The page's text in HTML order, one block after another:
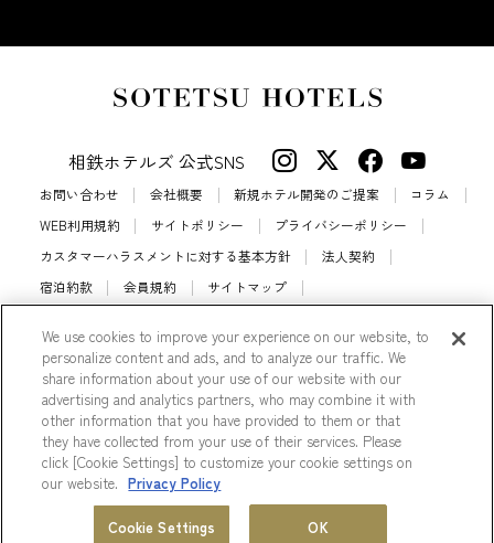
ホテル一覧 会員プログラム
相鉄ホテルズ 公式SNS
お問い合わせ 会社概要 新規ホテル開発のご提案
コラム
WEB利用規約
サイトポリシー
プライバシーポリシー
カスタマーハラスメントに対する基本方針
法人契約
宿泊約款
会員規約
サイトマップ
Cookie Settings
© Sotetsu Hotel Management CO., LTD.
We use cookies to improve your experience on our website, to
personalize content and ads, and to analyze our traffic. We
share information about your use of our website with our
advertising and analytics partners, who may combine it with
other information that you have provided to them or that
they have collected from your use of their services. Please
click [Cookie Settings] to customize your cookie settings on
our website. Privacy Policy
Cookie Settings OK